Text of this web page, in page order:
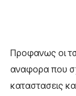
Προφανως οι
αναφορα που
καταστασεις